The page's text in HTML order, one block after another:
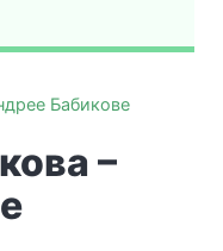
Бабикове
–